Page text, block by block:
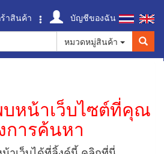
าสินค้า
บัญชีของฉัน
หมวดหมู่สินค้า
หน้าเว็บไซต์ที่คุณ
การค้นหา